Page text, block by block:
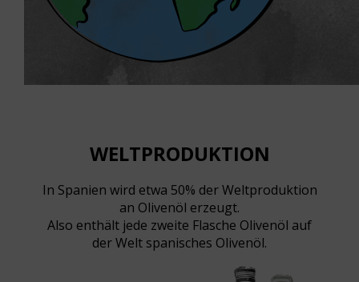
WELTPRODUKTION
In Spanien wird etwa 50% der Weltproduktion
an Olivenöl erzeugt.
Also enthält jede zweite Flasche Olivenöl auf
der Welt spanisches Olivenöl.